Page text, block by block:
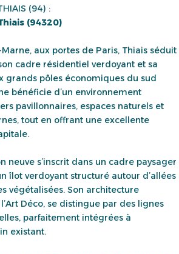
(94) :
(94320)
aux portes de Paris, Thiais séduit
cadre résidentiel verdoyant et sa
grands pôles économiques du sud
bénéficie d’un environnement
pavillonnaires, espaces naturels et
tout en offrant une excellente
neuve s’inscrit dans un cadre paysager
îlot verdoyant structuré autour d’allées
végétalisées. Son architecture
Déco, se distingue par des lignes
parfaitement intégrées à
existant.